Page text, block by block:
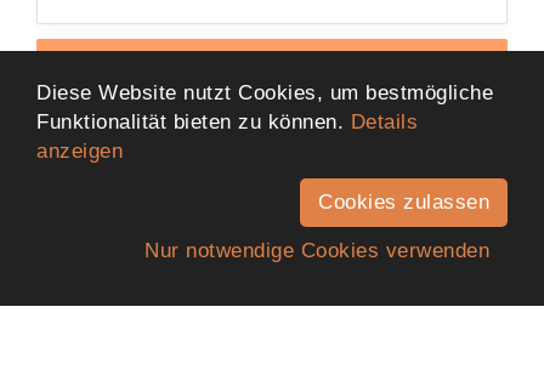
Diese Website nutzt Cookies, um bestmögliche
Funktionalität bieten zu können. Details
anzeigen
Cookies zulassen
Nur notwendige Cookies verwenden